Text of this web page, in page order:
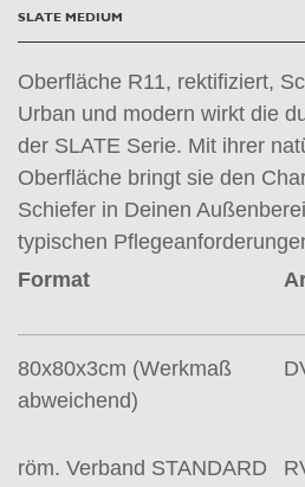
SLATE MEDIUM
Oberfläche R11, rektifiziert,
Urban und modern wirkt die
der SLATE Serie. Mit ihrer
Oberfläche bringt sie den
Schiefer in Deinen
typischen
Format
80x80x3cm (Werkmaß
abweichend)
röm. Verband STANDARD